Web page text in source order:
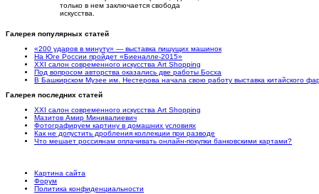
только в нем заключается свобода
искусства.
Галерея популярных статей
«200 ударов в минуту» — выставка пишущих машинок
На Юге России пройдет «Биеналле-2015»
XXI салон современного искусства Art Shopping
Под вопросом авторства оказались две работы Босха
В Башкирском Музее им. Нестерова начала свою работу выставка китайского
Галерея последних статей
XXI салон современного искусства Art Shopping
Мазитов Амир Минивалиевич
Фотографируем картину в домашних условиях
Как не допустить дробления коллекции при разводе
Что мешает россиянам оплачивать онлайн-покупки банковскими картами?
Картина сайта
Форум
Политика конфиденциальности